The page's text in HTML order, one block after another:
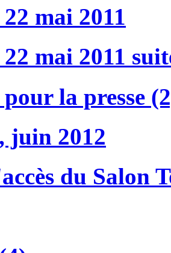
mai 2011
mai 2011
la presse
juin 2012
du Salon